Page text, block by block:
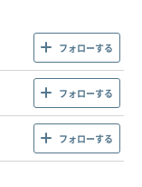
フォローする
フォローする
フォローする